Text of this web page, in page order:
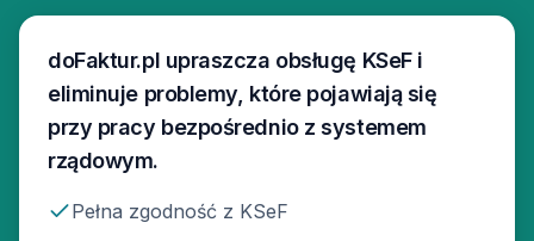
doFaktur.pl upraszcza obsługę KSeF i
eliminuje problemy, które pojawiają się
przy pracy bezpośrednio z systemem
rządowym.
Pełna zgodność z KSeF